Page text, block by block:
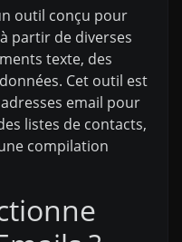
outil conçu pour
partir de diverses
texte, des
Cet outil est
email pour
listes de contacts,
compilation